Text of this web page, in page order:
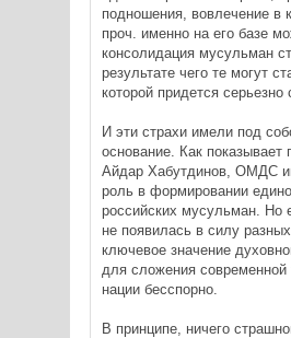
подношения, вовлечение в
проч. именно на его базе
консолидация мусульман
результате чего те могут
которой придется серьезно
И эти страхи имели под
основание. Как показывает
Айдар Хабутдинов, ОМДС
роль в формировании
российских мусульман. Но
не появилась в силу
ключевое значение
для сложения современной
нации бесспорно.
В принципе, ничего